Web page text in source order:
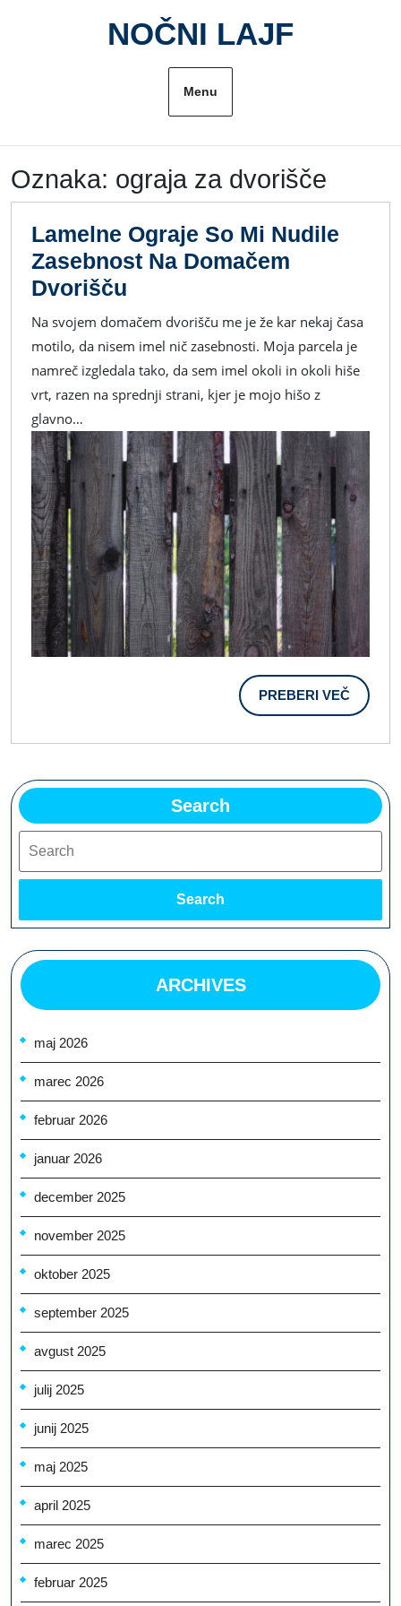
NOČNI LAJF
Menu
Oznaka: ograja za dvorišče
Lamelne Ograje So Mi Nudile
Zasebnost Na Domačem
Dvorišču
Ograje
So
Mi
Nudile
Na
Domačem
Dvorišču
Na svojem domačem dvorišču me je že kar nekaj časa
motilo, da nisem imel nič zasebnosti. Moja parcela je
namreč izgledala tako, da sem imel okoli in okoli hiše
vrt, razen na sprednji strani, kjer je mojo hišo z
glavno…
PREBERI VEČ
VEČ
Search
Search
ARCHIVES
maj 2026
marec 2026
februar 2026
januar 2026
december 2025
november 2025
oktober 2025
september 2025
avgust 2025
julij 2025
junij 2025
maj 2025
april 2025
marec 2025
februar 2025